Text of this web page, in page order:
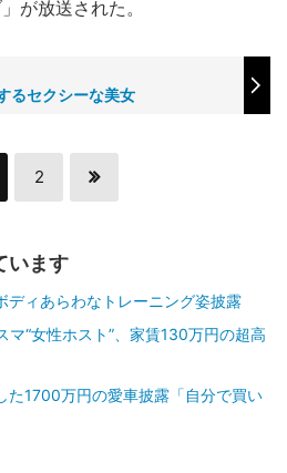
が放送された。
るセクシーな美女
2
います
ディあらわなトレーニング姿披露
“女性ホスト”、家賃130万円の超高
た1700万円の愛車披露「自分で買い